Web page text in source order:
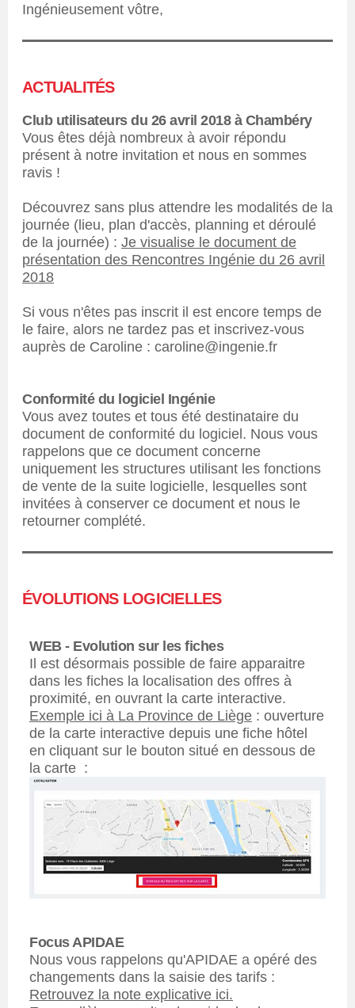
Ingénieusement vôtre,
ACTUALITÉS
Club utilisateurs du 26 avril 2018 à Chambéry
Vous êtes déjà nombreux à avoir répondu
présent à notre invitation et nous en sommes
ravis !
Découvrez sans plus attendre les modalités de la
journée (lieu, plan d'accès, planning et déroulé
de la journée) : Je visualise le document de
présentation des Rencontres Ingénie du 26 avril
2018
Si vous n'êtes pas inscrit il est encore temps de
le faire, alors ne tardez pas et inscrivez-vous
auprès de Caroline : caroline@ingenie.fr
Conformité du logiciel Ingénie
Vous avez toutes et tous été destinataire du
document de conformité du logiciel. Nous vous
rappelons que ce document concerne
uniquement les structures utilisant les fonctions
de vente de la suite logicielle, lesquelles sont
invitées à conserver ce document et nous le
retourner complété.
ÉVOLUTIONS LOGICIELLES
WEB - Evolution sur les fiches
Il est désormais possible de faire apparaitre
dans les fiches la localisation des offres à
proximité, en ouvrant la carte interactive.
Exemple ici à La Province de Liège : ouverture
de la carte interactive depuis une fiche hôtel
en cliquant sur le bouton situé en dessous de
la carte :
Focus APIDAE
Nous vous rappelons qu'APIDAE a opéré des
changements dans la saisie des tarifs :
Retrouvez la note explicative ici.